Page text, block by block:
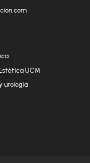
UCM
urología